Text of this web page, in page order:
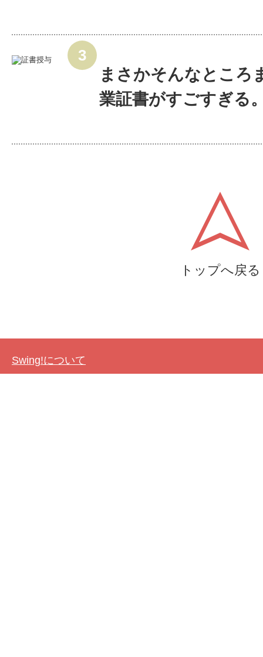
まさかそんなところ
業証書がすごすぎる
トップへ戻る
Swing!について